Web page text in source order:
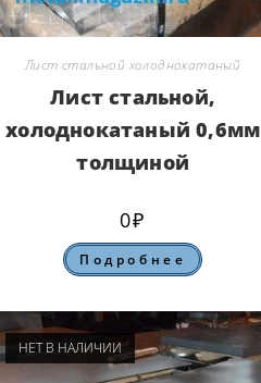
Лист стальной холоднокатаный
Лист стальной,
холоднокатаный 0,6мм
толщиной
0₽
Подробнее
НЕТ В НАЛИЧИИ